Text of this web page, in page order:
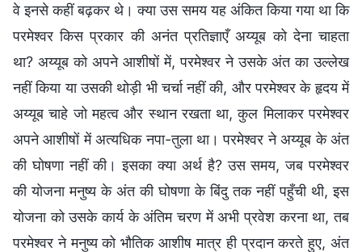
वे इनसे कहीं बढ़कर थे। क्या उस समय यह अंकित किया गया था कि
परमेश्वर किस प्रकार की अनंत प्रतिज्ञाएँ अय्यूब को देना चाहता
था? अय्यूब को अपने आशीषों में, परमेश्वर ने उसके अंत का उल्लेख
नहीं किया या उसकी थोड़ी भी चर्चा नहीं की, और परमेश्वर के हृदय में
अय्यूब चाहे जो महत्व और स्थान रखता था, कुल मिलाकर परमेश्वर
अपने आशीषों में अत्यधिक नपा-तुला था। परमेश्वर ने अय्यूब के अंत
की घोषणा नहीं की। इसका क्या अर्थ है? उस समय, जब परमेश्वर
की योजना मनुष्य के अंत की घोषणा के बिंदु तक नहीं पहुँची थी, इस
योजना को उसके कार्य के अंतिम चरण में अभी प्रवेश करना था, तब
परमेश्वर ने मनुष्य को भौतिक आशीष मात्र ही प्रदान करते हुए, अंत